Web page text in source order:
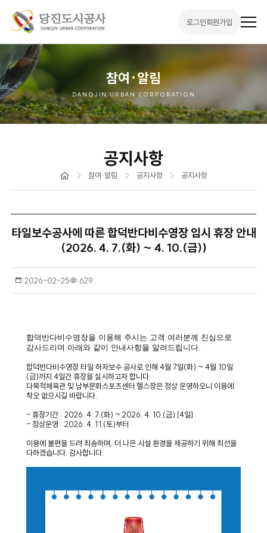
로그인회원가입
전
메
참여·알림
DANGJIN URBAN CORPORATION
공지사항
참여·알림 공지사항 공지사항
타일보수공사에 따른 합덕반다비수영장 임시 휴장 안내
(2026. 4. 7.(화) ~ 4. 10.(금))
작
2026-02-25
조
629
합덕반다비수영장을 이용해 주시는 고객 여러분께 진심으로
감사드리며 아래와 같이 안내사항을 알려드립니다.
합덕반다비수영장 타일 하자보수 공사로 인해 4월 7일(화) ~ 4월 10일
(금)까지 4일간 휴장을 실시하고자 합니다.
다목적체육관 및 남부문화스포츠센터 헬스장은 정상 운영하오니 이용에
착오 없으시길 바랍니다.
- 휴장기간 : 2026. 4. 7.(화) ~ 2026. 4. 10.(금) [4일]
- 정상운영 : 2026. 4. 11.(토)부터
이용에 불편을 드려 죄송하며, 더 나은 시설 환경을 제공하기 위해 최선을
다하겠습니다. 감사합니다.